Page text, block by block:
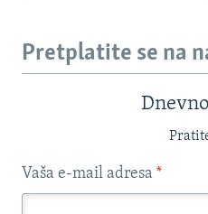
Pretplatite se na
Vaša e-mail adresa *